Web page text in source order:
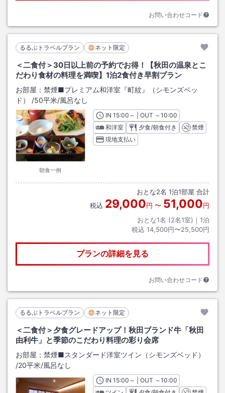
お問い合わせコード
るるぶトラベルプラン ネット限定
＜二食付＞30日以上前の予約でお得！【秋田の温泉とこ
だわり食材の料理を満喫】1泊2食付き早割プラン
お部屋： 禁煙■プレミアム和洋室『町紋』（シモンズベッ
ド）
/50平米/風呂なし
朝食一例
INチェックイン
15:00 ～ | OUT チェックアウト
～10:00
和洋室
夕食/朝食付き
禁煙
現地支払い
おとな2名 1泊1部屋 合計
税込 29,000円 〜 51,000円
おとな1名 (2名1室)｜ 1泊
税込 14,500円〜25,500円
プランの詳細を見る
お問い合わせコード
るるぶトラベルプラン ネット限定
＜二食付＞夕食グレードアップ！秋田ブランド牛「秋田
由利牛」と季節のこだわり料理の彩り会席
お部屋： 禁煙■スタンダード洋室ツイン（シモンズベッド）
/20平米/風呂なし
INチェックイン
15:00 ～ | OUT チェックアウト
～10:00